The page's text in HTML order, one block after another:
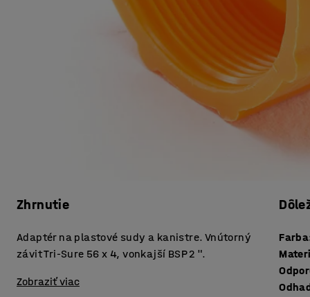
Zhrnutie
Adaptér na plastové sudy a kanistre. Vnútorný
závit Tri-Sure 56 x 4, vonkajší BSP 2 ".
Zobraziť viac
Farba